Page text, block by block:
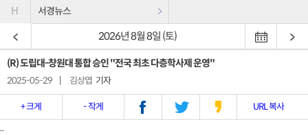
H 서경뉴스
2026년 8월 8일 (토)
(R) 도립대-창원대 통합 승인 "전국 최초 다층학사제 운영"
2025-05-29 김상엽 기자
+ 크게 - 작게 URL 복사
..